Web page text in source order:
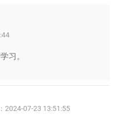
习。
2024-07-23 13:51:55